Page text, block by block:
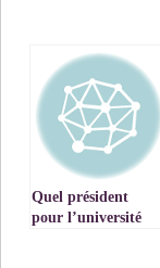
Quel président
pour l’université